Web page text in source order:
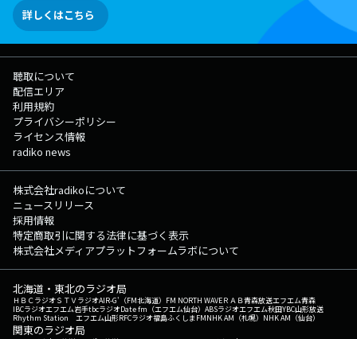
詳しくはこちら
聴取について
配信エリア
利用規約
プライバシーポリシー
ライセンス情報
radiko news
株式会社radikoについて
ニュースリリース
採用情報
特定商取引に関する法律に基づく表示
株式会社メディアプラットフォームラボについて
北海道・東北のラジオ局
ＨＢＣラジオＳＴＶラジオAIR-G'（FM北海道） FM NORTH WAVEＲＡＢ青森放送エフエム青森
IBCラジオエフエム岩手tbcラジオDate fm（エフエム仙台） ABSラジオエフエム秋田YBC山形放送
Rhythm Station エフエム山形RFCラジオ福島ふくしまFMNHK AM（札幌） NHK AM（仙台）
関東のラジオ局